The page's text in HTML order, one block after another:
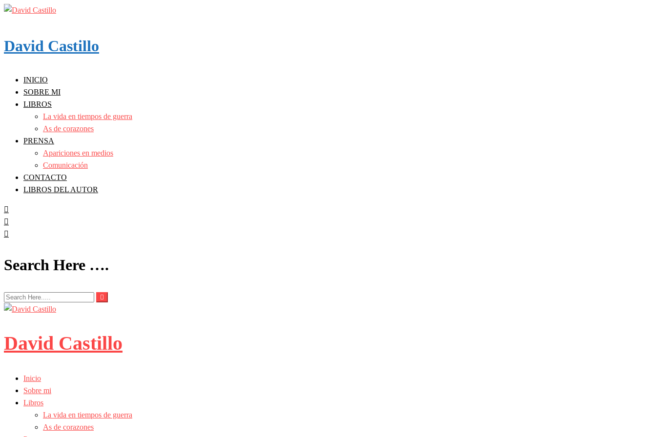
Skip
David Castillo
INICIO
SOBRE MI
LIBROS
La vida en tiempos de guerra
As de corazones
PRENSA
Apariciones en medios
Comunicación
CONTACTO
LIBROS DEL AUTOR
Search Here ….
David Castillo
Inicio
Sobre mi
Libros
La vida en tiempos de guerra
As de corazones